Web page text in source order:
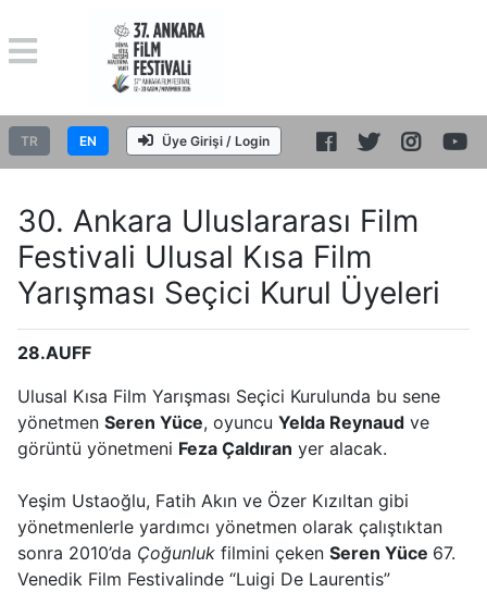
TR EN Üye Girişi / Login
30. Ankara Uluslararası Film
Festivali Ulusal Kısa Film
Yarışması Seçici Kurul Üyeleri
28.AUFF
Ulusal Kısa Film Yarışması Seçici Kurulunda bu sene
yönetmen Seren Yüce, oyuncu Yelda Reynaud ve
görüntü yönetmeni Feza Çaldıran yer alacak.
Yeşim Ustaoğlu, Fatih Akın ve Özer Kızıltan gibi
yönetmenlerle yardımcı yönetmen olarak çalıştıktan
sonra 2010’da Çoğunluk filmini çeken Seren Yüce 67.
Venedik Film Festivalinde “Luigi De Laurentis”